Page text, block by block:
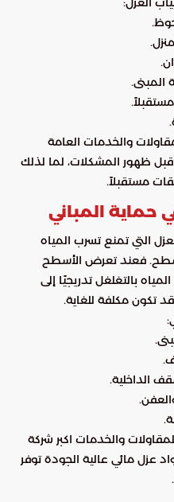
والخدمات العامة
قبل ظهور المشكلات، لما لذلك
مستقبلاً.
حماية المباني
التي تمنع تسرب المياه
فعند تعرض الأسطح
بالتغلغل تدريجيًا إلى
تكون مكلفة للغاية.
الداخلية.
والخدمات اكبر شركة
عزل مائي عالية الجودة توفر